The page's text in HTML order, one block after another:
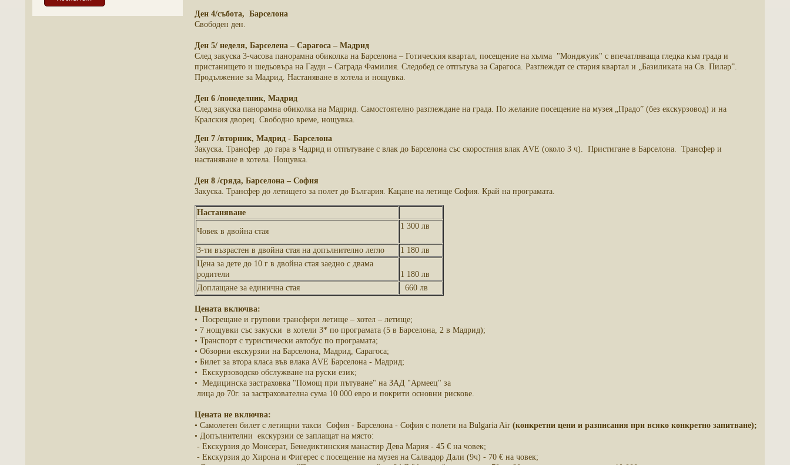
Ден 4/събота, Барселона
Свободен ден.
Ден 5/ неделя, Барселена – Сарагоса – Мадрид
След закуска 3-часова панорамна обиколка на Барселона – Готическия квартал, посещение на хълма "Монджуик" с впечатляваща гледка към града и
пристанището и шедьовъра на Гауди – Саграда Фамилия. Следобед се отпътува за Сарагоса. Разглеждат се стария квартал и „Базиликата на Св. Пилар”.
Продължение за Мадрид. Настаняване в хотела и нощувка.
Ден 6 /понеделник, Мадрид
След закуска панорамна обиколка на Мадрид. Самостоятелно разглеждане на града. По желание посещение на музея „Прадо” (без екскурзовод) и на
Кралския дворец. Свободно време, нощувка.
Ден 7 /вторник, Мадрид - Барселона
Закуска. Трансфер до гара в Чадрид и отпътуване с влак до Барселона със скоростния влак АVE (около 3 ч). Пристигане в Барселона. Трансфер и
настаняване в хотела. Нощувка.
Ден 8 /сряда, Барселона – София
Закуска. Трансфер до летището за полет до България. Кацане на летище София. Край на програмата.
Настаняване
Човек в двойна стая
1 300 лв
3-ти възрастен в двойна стая на допълнително легло
1 180 лв
Цена за дете до 10 г в двойна стая заедно с двама
родители
1 180 лв
Доплащане за единична стая
660 лв
Цената включва:
• Посрещане и групови трансфери летище – хотел – летище;
• 7 нощувки със закуски в хотели 3* по програмата (5 в Барселона, 2 в Мадрид);
• Транспорт с туристически автобус по програмата;
• Обзорни екскурзии на Барселона, Мадрид, Сарагоса;
• Билет за втора класа във влака АVЕ Барселона - Мадрид;
• Eкскурзоводско обслужване на руски език;
• Медицинска застраховка "Помощ при пътуване" на ЗАД "Армеец" за
лица до 70г. за застрахователна сума 10 000 евро и покрити основни рискове.
Цената не включвa:
• Самолетен билет с летищни такси София - Барселона - София с полети на Bulgaria Air (конкретни цени и разписания при всяко конкретно запитване);
• Допълнителни екскурзии се заплащат на място:
- Екскурзия до Монсерат, Бенедиктинския манастир Дева Мария - 45 € на човек;
- Екскурзия до Хирона и Фигерес с посещение на музея на Салвадор Дали (9ч) - 70 € на човек;